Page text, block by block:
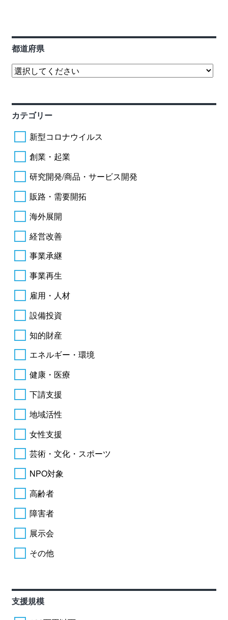
都道府県
カテゴリー
新型コロナウイルス
創業・起業
研究開発/商品・サービス開発
販路・需要開拓
海外展開
経営改善
事業承継
事業再生
雇用・人材
設備投資
知的財産
エネルギー・環境
健康・医療
下請支援
地域活性
女性支援
芸術・文化・スポーツ
NPO対象
高齢者
障害者
展示会
その他
支援規模